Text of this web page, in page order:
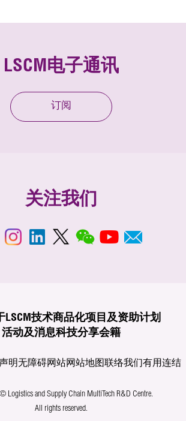
LSCM电子通讯
订阅
关注我们
LSCM技术商品化项目及资助计划
活动及消息科技分享会籍
明无障碍网站网站地图联络我们有用连结
Logistics and Supply Chain MultiTech R&D Centre.
All rights reserved.